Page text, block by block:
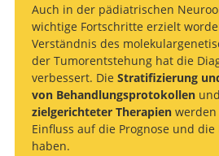
Auch in der pädiatrischen
wichtige Fortschritte erzielt
Verständnis des
der Tumorentstehung hat die
verbessert. Die Stratifizierung
von Behandlungsprotokollen
zielgerichteter Therapienwerden
Einfluss auf die Prognose und
haben.